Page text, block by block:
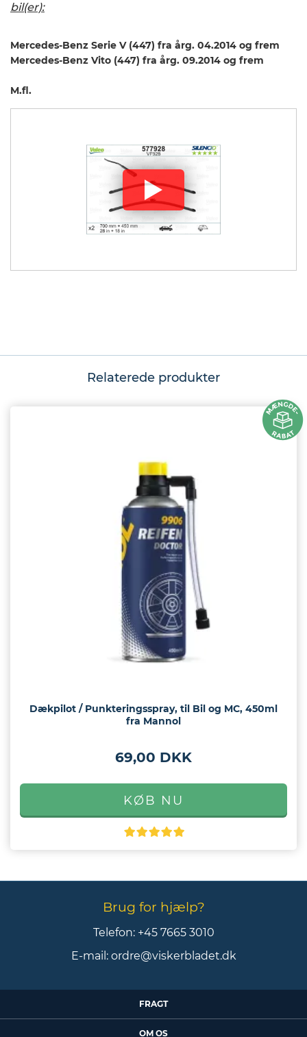
bil(er):
Mercedes-Benz Serie V (447) fra årg. 04.2014 og frem
Mercedes-Benz Vito (447) fra årg. 09.2014 og frem
M.fl.
Relaterede produkter
Dækpilot / Punkteringsspray, til Bil og MC, 450ml
fra Mannol
69,00 DKK
Brug for hjælp?
Telefon: +45 7665 3010
E-mail: ordre@viskerbladet.dk
FRAGT
OM OS